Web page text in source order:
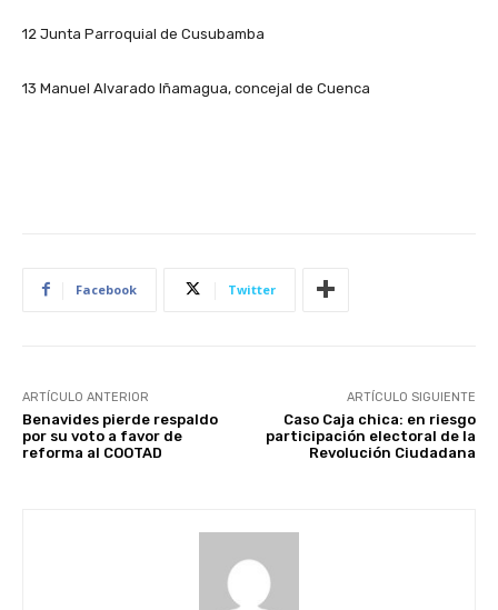
12 Junta Parroquial de Cusubamba
13 Manuel Alvarado Iñamagua, concejal de Cuenca
Facebook Twitter
ARTÍCULO ANTERIOR
Benavides pierde respaldo
por su voto a favor de
reforma al COOTAD
ARTÍCULO SIGUIENTE
Caso Caja chica: en riesgo
participación electoral de la
Revolución Ciudadana